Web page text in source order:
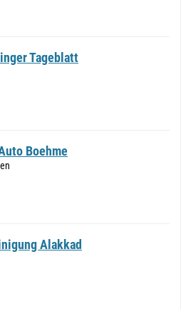
Tageblatt
Boehme
Alakkad